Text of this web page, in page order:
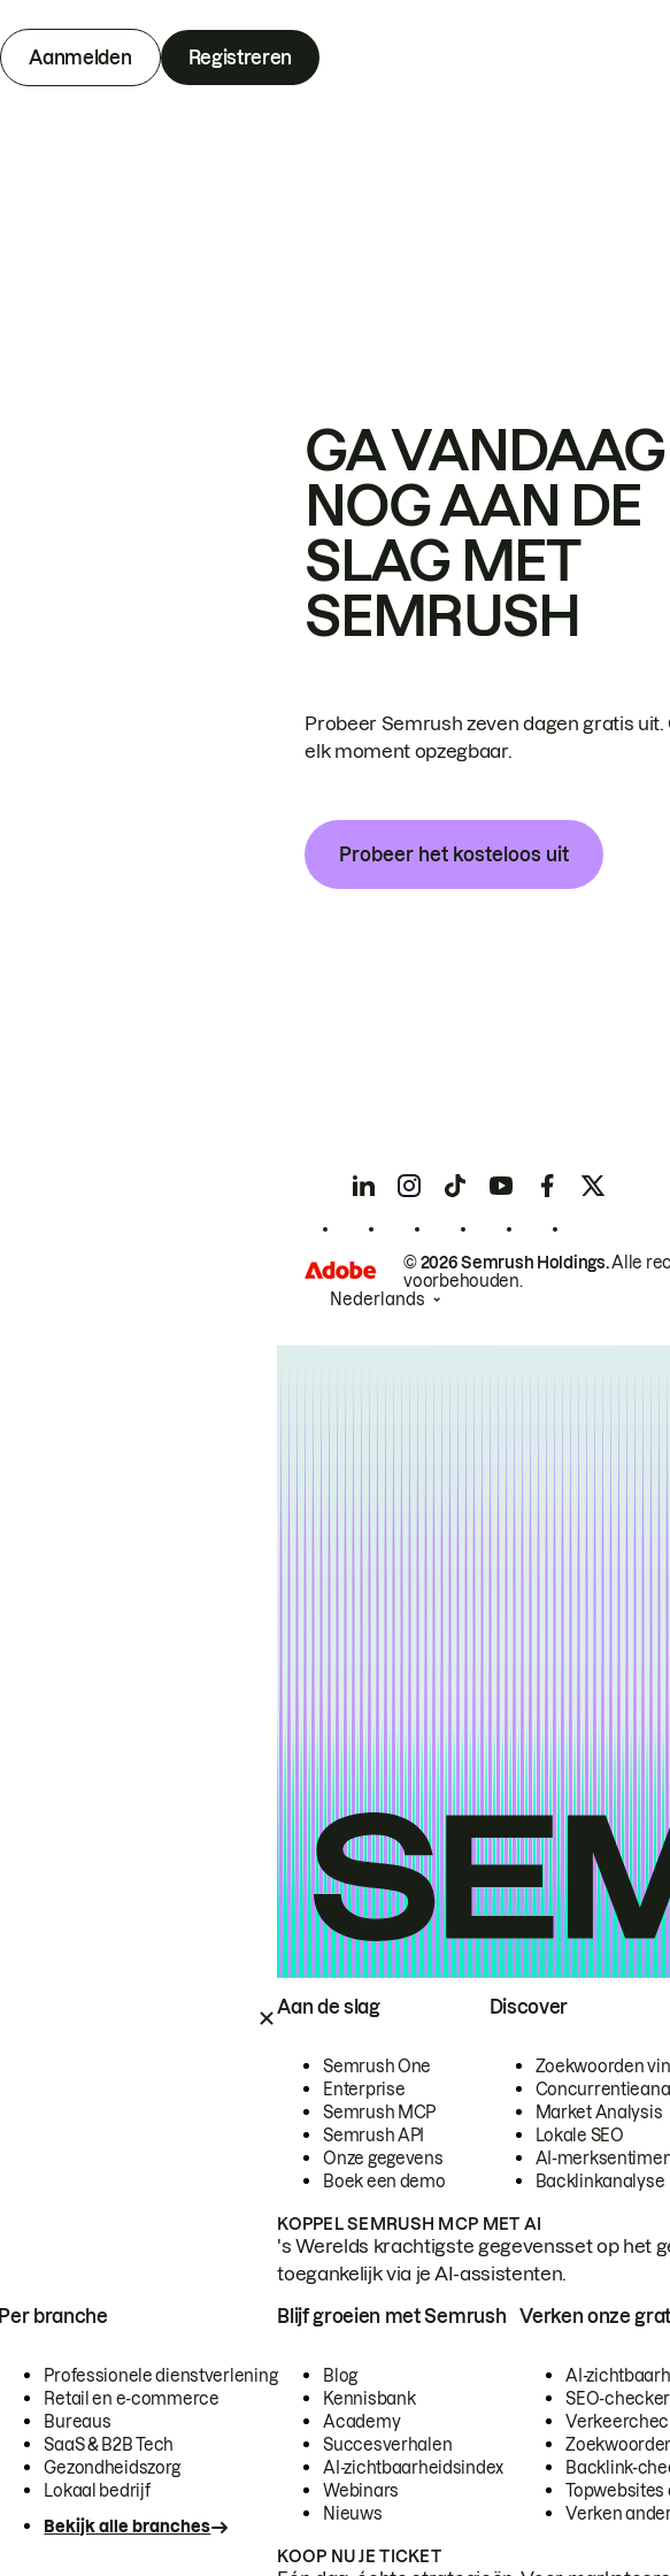
Aanmelden Registreren
Aan de slag
Semrush One
Enterprise
Semrush MCP
Semrush API
Onze gegevens
Boek een demo
Discover
Zoekwoorden
Market Analysis
Lokale SEO
AI-
Backlinkanalyse
KOPPEL SEMRUSH MCP MET AI
's Werelds krachtigste gegevensset op het
toegankelijk via je AI-assistenten.
Per branche
Professionele dienstverlening
Retail en e-commerce
Bureaus
SaaS & B2B Tech
Gezondheidszorg
Lokaal bedrijf
Bekijk alle branches
Blijf groeien met Semrush
Blog
Kennisbank
Academy
Succesverhalen
AI-zichtbaarheidsindex
Webinars
Nieuws
Verken onze
AI-
SEO-checker
Backlink-
Topwebsites
Verken
KOOP NU JE TICKET
GA VANDAAG
NOG AAN DE
SLAG MET
SEMRUSH
Probeer Semrush zeven dagen gratis uit.
elk moment opzegbaar.
Probeer het kosteloos uit
© 2026 Semrush Holdings.Alle
voorbehouden.
Nederlands